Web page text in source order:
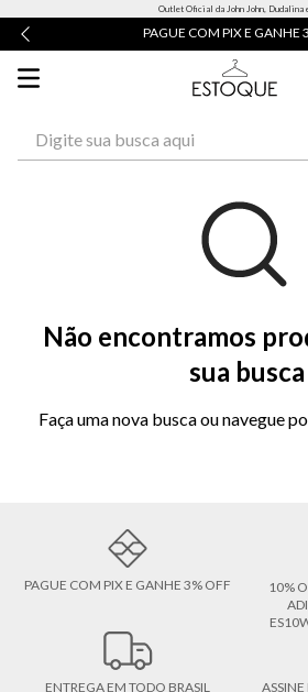
Outlet Oficial da John John, Dudalina
PAGUE COM PIX E GANHE 3%
Não encontramos
sua busca
Faça uma nova busca ou navegue
PAGUE COM PIX E GANHE 3% OFF
10%
ENTREGA EM TODO BRASIL